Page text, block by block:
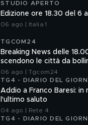
STUDIO APERTO
Edizione ore 18.30 del 6
06 ago | Italia 1
TGCOM24
Breaking News delle
scendono le città da
06 ago | Tgcom24
TG4 - DIARIO DEL
Addio a Franco Baresi: in
l'ultimo saluto
04 ago | Rete 4
TG4 - DIARIO DEL